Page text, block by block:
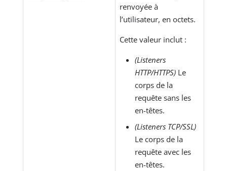
renvoyée à
l’utilisateur, en octets.
Cette valeur inclut :
(Listeners
HTTP/HTTPS)Le
corps de la
requête sans les
en-têtes.
(Listeners TCP/SSL)
Le corps de la
requête avec les
en-têtes.